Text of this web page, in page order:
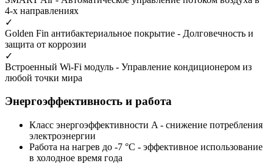
4-х направлениях
✓
Golden Fin антибактериальное покрытие - Долговечность и
защита от коррозии
✓
Встроенный Wi-Fi модуль - Управление кондиционером из
любой точки мира
Энергоэффективность и работа
Класс энергоэффективности A - снижение потребления
электроэнергии
Работа на нагрев до -7 °С - эффективное использование
в холодное время года